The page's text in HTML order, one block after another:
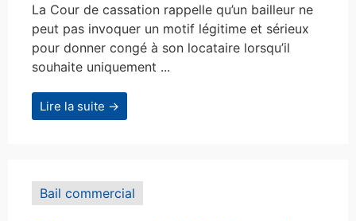
La Cour de cassation rappelle qu’un bailleur ne
peut pas invoquer un motif légitime et sérieux
pour donner congé à son locataire lorsqu’il
souhaite uniquement ...
Lire la suite →
Bail commercial